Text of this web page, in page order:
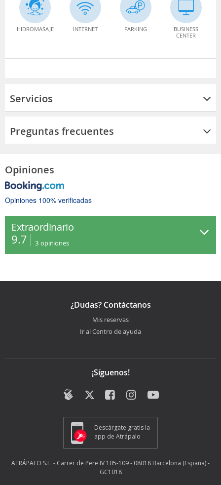
HIDROMASAJE INTERNET PARKING
BUSINESS
CENTER
Servicios
Preguntas frecuentes
Opiniones
Opiniones 100% verificadas
Extraordinario
9.7 3 opiniones
¿Dudas? Contáctanos
Mis reservas
Ir al Centro de ayuda
¡Síguenos!
Descárgate gratis la
app de Atrápalo
ATRÁPALO S.L. - Carrer de Pere IV 105-109 - 08018 Barcelona (España) -
GC1018